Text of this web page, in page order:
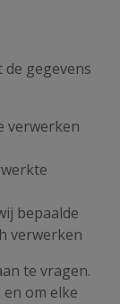
gegevens
verwerken
bepaalde
verwerken
te vragen.
om elke